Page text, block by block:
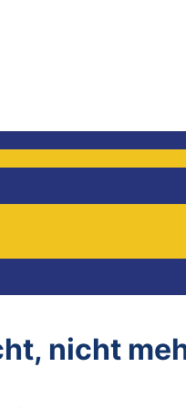
nicht